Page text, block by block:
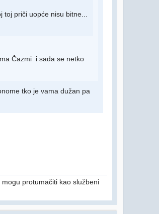
priči uopće nisu bitne...
Čazmi i sada se netko
tko je vama dužan pa
protumačiti kao službeni